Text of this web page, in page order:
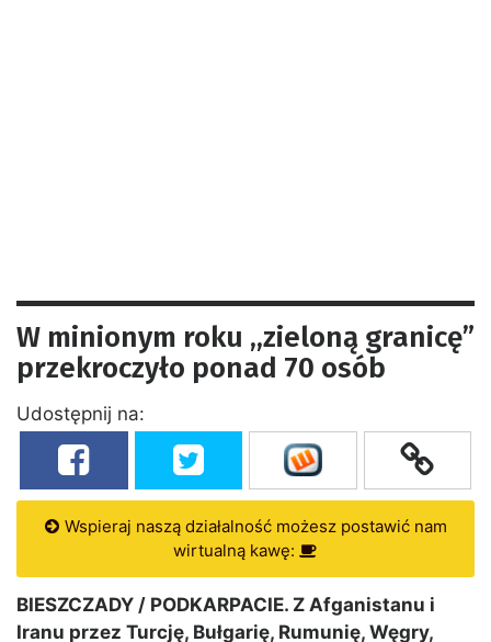
W minionym roku ,,zieloną granicę”
przekroczyło ponad 70 osób
Udostępnij na:
Wspieraj naszą działalność możesz postawić nam
wirtualną kawę:
BIESZCZADY / PODKARPACIE. Z Afganistanu i
Iranu przez Turcję, Bułgarię, Rumunię, Węgry,